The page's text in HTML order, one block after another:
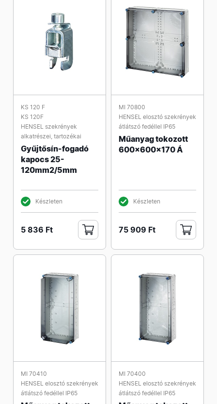
KS 120 F
KS 120F
HENSEL szekrények
alkatrészei, tartozékai
Gyűjtősín-fogadó
kapocs 25-
120mm2/5mm
Készleten
5 836 Ft
MI 70800
HENSEL elosztó szekrények
átlátszó fedéllel IP65
Műanyag tokozott
600x600x170 Á
Készleten
75 909 Ft
MI 70410
HENSEL elosztó szekrények
átlátszó fedéllel IP65
MI 70400
HENSEL elosztó szekrények
átlátszó fedéllel IP65